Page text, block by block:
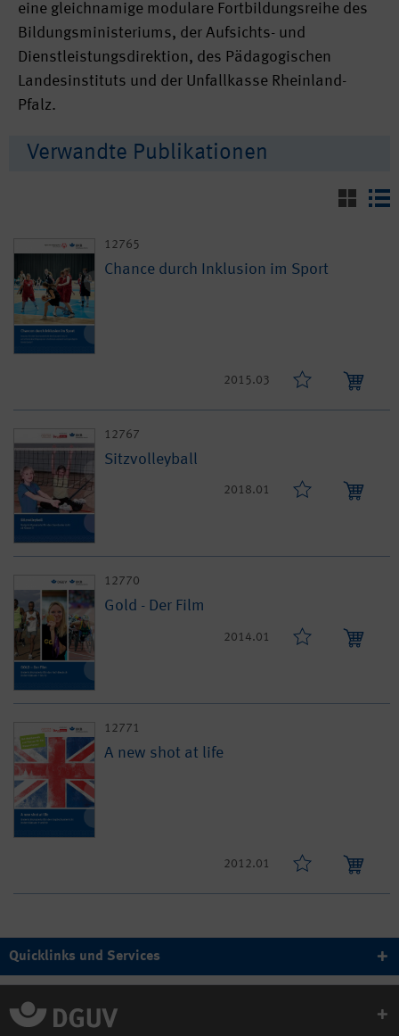
eine gleichnamige modulare Fortbildungsreihe des
Bildungsministeriums, der Aufsichts- und
Dienstleistungsdirektion, des Pädagogischen
Landesinstituts und der Unfallkasse Rheinland-
Pfalz.
Verwandte Publikationen
12765
Chance durch Inklusion im Sport
2015.03
12767
Sitzvolleyball
2018.01
12770
Gold - Der Film
2014.01
12771
A new shot at life
2012.01
Quicklinks und Services